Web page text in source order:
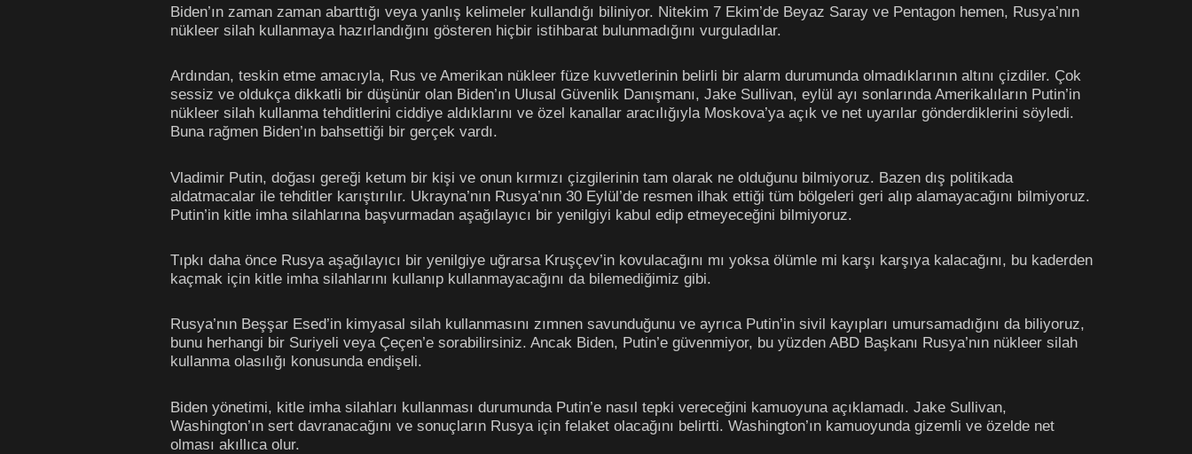
Biden’ın zaman zaman abarttığı veya yanlış kelimeler kullandığı biliniyor. Nitekim 7 Ekim’de Beyaz Saray ve Pentagon hemen, Rusya’nın
nükleer silah kullanmaya hazırlandığını gösteren hiçbir istihbarat bulunmadığını vurguladılar.
Ardından, teskin etme amacıyla, Rus ve Amerikan nükleer füze kuvvetlerinin belirli bir alarm durumunda olmadıklarının altını çizdiler. Çok
sessiz ve oldukça dikkatli bir düşünür olan Biden’ın Ulusal Güvenlik Danışmanı, Jake Sullivan, eylül ayı sonlarında Amerikalıların Putin’in
nükleer silah kullanma tehditlerini ciddiye aldıklarını ve özel kanallar aracılığıyla Moskova’ya açık ve net uyarılar gönderdiklerini söyledi.
Buna rağmen Biden’ın bahsettiği bir gerçek vardı.
Vladimir Putin, doğası gereği ketum bir kişi ve onun kırmızı çizgilerinin tam olarak ne olduğunu bilmiyoruz. Bazen dış politikada
aldatmacalar ile tehditler karıştırılır. Ukrayna’nın Rusya’nın 30 Eylül’de resmen ilhak ettiği tüm bölgeleri geri alıp alamayacağını bilmiyoruz.
Putin’in kitle imha silahlarına başvurmadan aşağılayıcı bir yenilgiyi kabul edip etmeyeceğini bilmiyoruz.
Tıpkı daha önce Rusya aşağılayıcı bir yenilgiye uğrarsa Kruşçev’in kovulacağını mı yoksa ölümle mi karşı karşıya kalacağını, bu kaderden
kaçmak için kitle imha silahlarını kullanıp kullanmayacağını da bilemediğimiz gibi.
Rusya’nın Beşşar Esed’in kimyasal silah kullanmasını zımnen savunduğunu ve ayrıca Putin’in sivil kayıpları umursamadığını da biliyoruz,
bunu herhangi bir Suriyeli veya Çeçen’e sorabilirsiniz. Ancak Biden, Putin’e güvenmiyor, bu yüzden ABD Başkanı Rusya’nın nükleer silah
kullanma olasılığı konusunda endişeli.
Biden yönetimi, kitle imha silahları kullanması durumunda Putin’e nasıl tepki vereceğini kamuoyuna açıklamadı. Jake Sullivan,
Washington’ın sert davranacağını ve sonuçların Rusya için felaket olacağını belirtti. Washington’ın kamuoyunda gizemli ve özelde net
olması akıllıca olur.